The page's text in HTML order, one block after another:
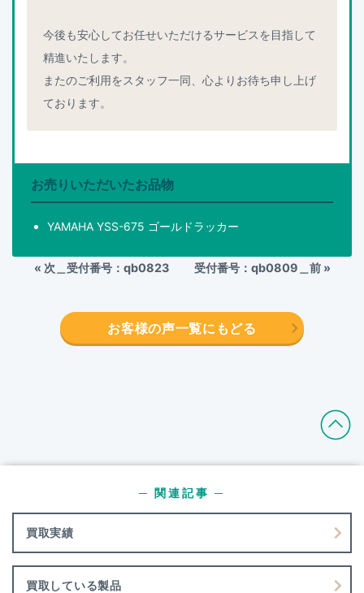
今後も安心してお任せいただけるサービスを目指して
精進いたします。
またのご利用をスタッフ一同、心よりお待ち申し上げ
ております。
お売りいただいたお品物
YAMAHA YSS-675 ゴールドラッカー
« 次＿受付番号：qb0823 受付番号：qb0809＿前»
お客様の声一覧にもどる
買取実績
─ 関連記事 ─
買取している製品